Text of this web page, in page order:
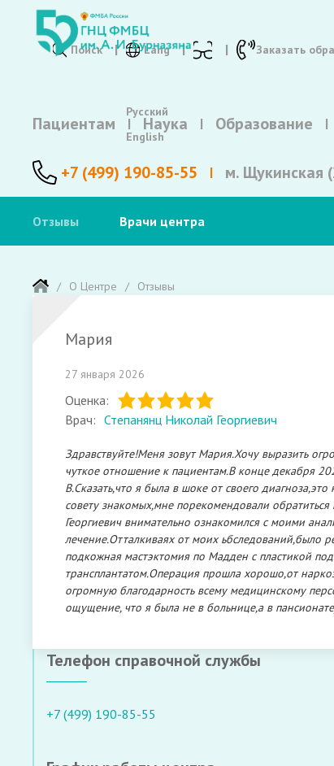
Поиск Lang
Русский
English
Заказать
Пациентам Наука Образование
+7 (499) 190-85-55 м. Щукинская
Отзывы Врачи центра
О Центре Отзывы
Мария
27 января 2026
Оценка:
Врач: Степанянц Николай Георгиевич
Здравствуйте!Меня зовут Мария.Хочу выразить
чуткое отношение к пациентам.В конце декабря
В.Сказать,что я была в шоке от своего
совету знакомых,мне порекомендовали
Георгиевич внимательно ознакомился с моими
лечение.Отталкиваях от моих ьбследований,было
подкожная мастэктомия по Мадден с пластикой
трансплантатом.Операция прошла хорошо,от
огромную благодарность всему медицинскому
ощущение, что я была не в больнице,а в
Телефон справочной службы
+7 (499) 190-85-55